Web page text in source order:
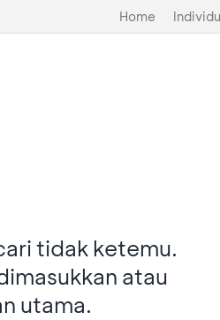
Home Individu
tidak ketemu.
atau
utama.